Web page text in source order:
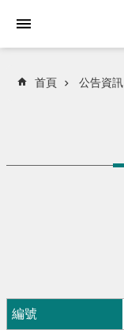
首頁 公告資訊